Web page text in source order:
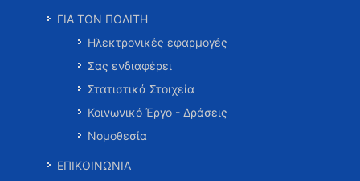
ΓΙΑ ΤΟΝ ΠΟΛΙΤΗ
Ηλεκτρονικές εφαρμογές
Σας ενδιαφέρει
Στατιστικά Στοιχεία
Κοινωνικό Έργο - Δράσεις
Νομοθεσία
ΕΠΙΚΟΙΝΩΝΙΑ